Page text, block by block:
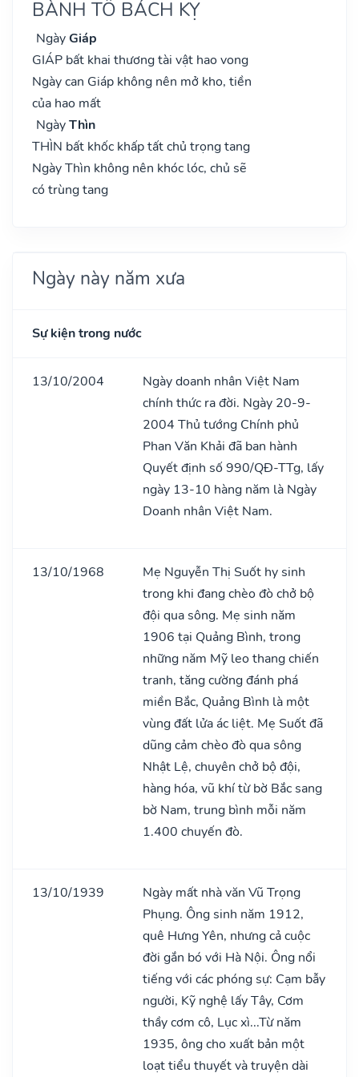
BÀNH TỔ BÁCH KỴ
NgàyGiáp
GIÁP bất khai thương tài vật hao vong
Ngày can Giáp không nên mở kho, tiền
của hao mất
NgàyThìn
THÌN bất khốc khấp tất chủ trọng tang
Ngày Thìn không nên khóc lóc, chủ sẽ
có trùng tang
Ngày này năm xưa
Sự kiện trong nước
13/10/2004
Ngày doanh nhân Việt Nam
chính thức ra đời. Ngày 20-9-
2004 Thủ tướng Chính phủ
Phan Văn Khải đã ban hành
Quyết định số 990/QĐ-TTg, lấy
ngày 13-10 hàng năm là Ngày
Doanh nhân Việt Nam.
13/10/1968
Mẹ Nguyễn Thị Suốt hy sinh
trong khi đang chèo đò chở bộ
đội qua sông. Mẹ sinh năm
1906 tại Quảng Bình, trong
những năm Mỹ leo thang chiến
tranh, tăng cường đánh phá
miền Bắc, Quảng Bình là một
vùng đất lửa ác liệt. Mẹ Suốt đã
dũng cảm chèo đò qua sông
Nhật Lệ, chuyên chở bộ đội,
hàng hóa, vũ khí từ bờ Bắc sang
bờ Nam, trung bình mỗi năm
1.400 chuyến đò.
13/10/1939
Ngày mất nhà văn Vũ Trọng
Phụng. Ông sinh năm 1912,
quê Hưng Yên, nhưng cả cuộc
đời gắn bó với Hà Nội. Ông nổi
tiếng với các phóng sự: Cạm bẫy
người, Kỹ nghệ lấy Tây, Cơm
thầy cơm cô, Lục xì...Từ năm
1935, ông cho xuất bản một
loạt tiểu thuyết và truyện dài